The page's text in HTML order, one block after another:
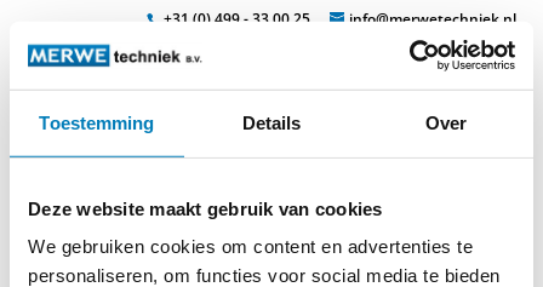
Toestemming Details Over
Deze website maakt gebruik van cookies
We gebruiken cookies om content en advertenties te
personaliseren, om functies voor social media te bieden
+31 (0) 499 - 33 00 25 info@merwetechniek.nl
Veelzijdig in elektrotechnische producten
ekl12-e_t